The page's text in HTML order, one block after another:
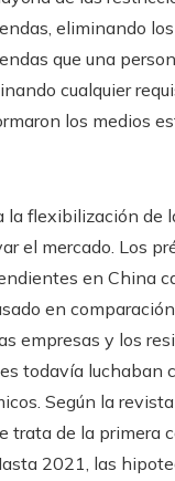
eliminando
que una
cualquier
los medios
la flexibilización de
el mercado. Los
en China
en
empresas y los
todavía luchaban
Según la
trata de la primera
2021, las